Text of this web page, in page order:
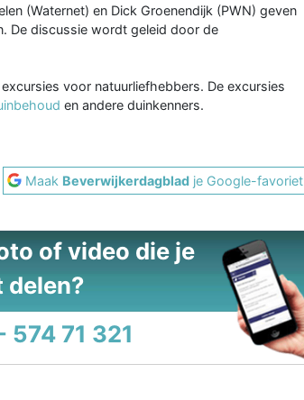
(Waternet) en Dick Groenendijk (PWN) geven
De discussie wordt geleid door de
voor natuurliefhebbers. De excursies
en andere duinkenners.
Maak Beverwijkerdagblad je Google-favoriet
of video die je
delen?
574 71 321